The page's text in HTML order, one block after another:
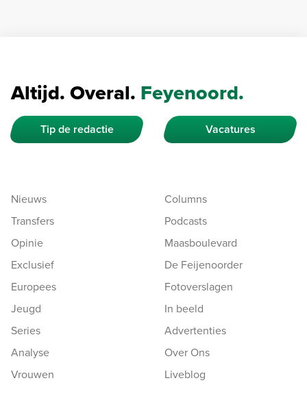
Altijd. Overal. Feyenoord.
Tip de redactie Vacatures
Nieuws
Transfers
Opinie
Exclusief
Europees
Jeugd
Series
Analyse
Vrouwen
Columns
Podcasts
Maasboulevard
De Feijenoorder
Fotoverslagen
In beeld
Advertenties
Over Ons
Liveblog